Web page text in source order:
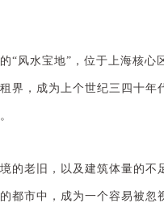
“风水宝地”，位于上海核心
界，成为上个世纪三四十年
的老旧，以及建筑体量的不
都市中，成为一个容易被忽